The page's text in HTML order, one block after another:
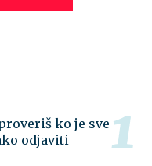
ko je sve
odjaviti